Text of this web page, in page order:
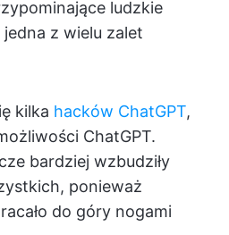
ludzkie
z wielu zalet
kilka hacków ChatGPT,
ChatGPT.
bardziej wzbudziły
ponieważ
do góry nogami